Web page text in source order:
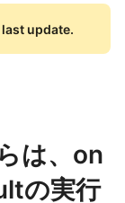
update.
は、on
の実行